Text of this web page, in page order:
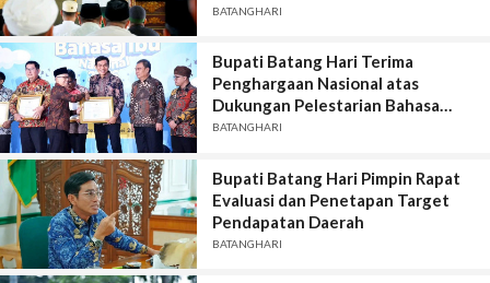
BATANGHARI
Bupati Batang Hari Terima
Penghargaan Nasional atas
Dukungan Pelestarian Bahasa
Daerah
BATANGHARI
Bupati Batang Hari Pimpin Rapat
Evaluasi dan Penetapan Target
Pendapatan Daerah
BATANGHARI